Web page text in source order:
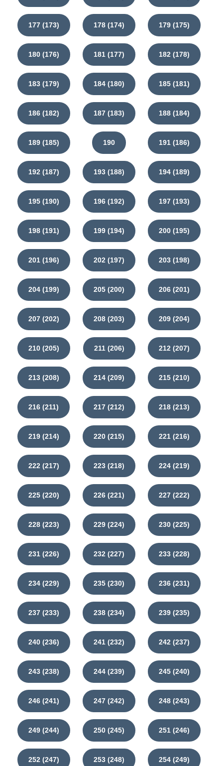
177 (173) 178 (174) 179 (175)
180 (176) 181 (177) 182 (178)
183 (179) 184 (180) 185 (181)
186 (182) 187 (183) 188 (184)
189 (185) 190 191 (186)
192 (187) 193 (188) 194 (189)
195 (190) 196 (192) 197 (193)
198 (191) 199 (194) 200 (195)
201 (196) 202 (197) 203 (198)
204 (199) 205 (200) 206 (201)
207 (202) 208 (203) 209 (204)
210 (205) 211 (206) 212 (207)
213 (208) 214 (209) 215 (210)
216 (211) 217 (212) 218 (213)
219 (214) 220 (215) 221 (216)
222 (217) 223 (218) 224 (219)
225 (220) 226 (221) 227 (222)
228 (223) 229 (224) 230 (225)
231 (226) 232 (227) 233 (228)
234 (229) 235 (230) 236 (231)
237 (233) 238 (234) 239 (235)
240 (236) 241 (232) 242 (237)
243 (238) 244 (239) 245 (240)
246 (241) 247 (242) 248 (243)
249 (244) 250 (245) 251 (246)
252 (247) 253 (248) 254 (249)